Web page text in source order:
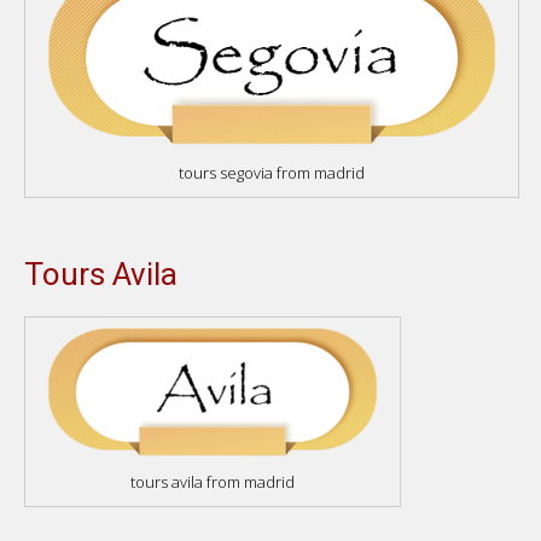
tours segovia from madrid
Tours Avila
tours avila from madrid